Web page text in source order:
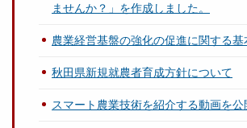
ませんか？」を作成しました。
農業経営基盤の強化の促進に関する基
秋田県新規就農者育成方針について
スマート農業技術を紹介する動画を公